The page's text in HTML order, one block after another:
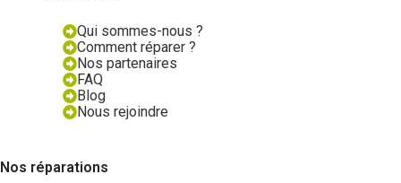
Qui sommes-nous ?
Comment réparer ?
Nos partenaires
FAQ
Blog
Nous rejoindre
Nos réparations